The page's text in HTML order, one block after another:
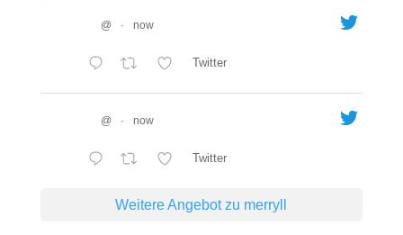
@ · now
Twitter
@ · now
Twitter
Weitere Angebot zu merryll